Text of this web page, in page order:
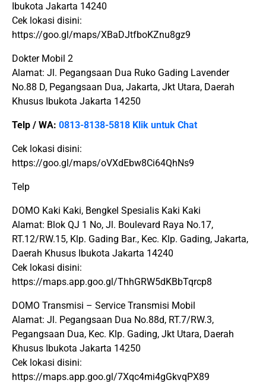
Ibukota Jakarta 14240
Cek lokasi disini:
https://goo.gl/maps/XBaDJtfboKZnu8gz9
Dokter Mobil 2
Alamat: Jl. Pegangsaan Dua Ruko Gading Lavender
No.88 D, Pegangsaan Dua, Jakarta, Jkt Utara, Daerah
Khusus Ibukota Jakarta 14250
Telp / WA: 0813-8138-5818 Klik untuk Chat
Cek lokasi disini:
https://goo.gl/maps/oVXdEbw8Ci64QhNs9
Telp
DOMO Kaki Kaki, Bengkel Spesialis Kaki Kaki
Alamat: Blok QJ 1 No, Jl. Boulevard Raya No.17,
RT.12/RW.15, Klp. Gading Bar., Kec. Klp. Gading, Jakarta,
Daerah Khusus Ibukota Jakarta 14240
Cek lokasi disini:
https://maps.app.goo.gl/ThhGRW5dKBbTqrcp8
DOMO Transmisi – Service Transmisi Mobil
Alamat: Jl. Pegangsaan Dua No.88d, RT.7/RW.3,
Pegangsaan Dua, Kec. Klp. Gading, Jkt Utara, Daerah
Khusus Ibukota Jakarta 14250
Cek lokasi disini:
https://maps.app.goo.gl/7Xqc4mi4gGkvqPX89